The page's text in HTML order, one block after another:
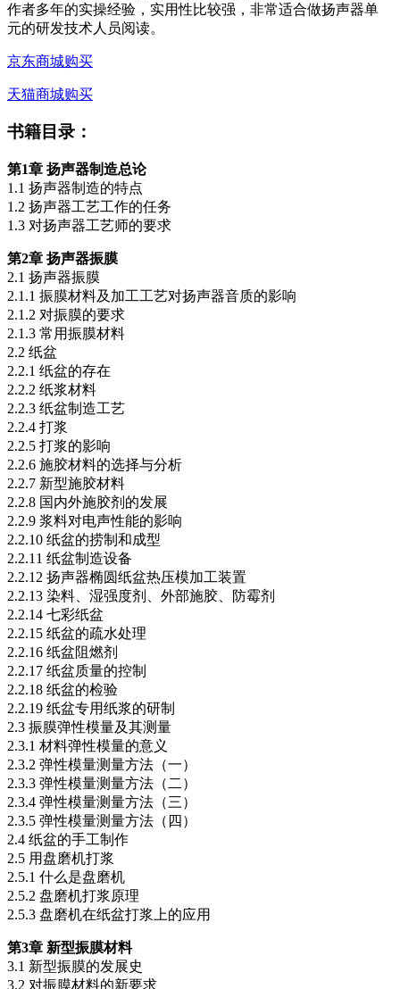
作者多年的实操经验，实用性比较强，非常适合做扬声器单
元的研发技术人员阅读。
京东商城购买
天猫商城购买
书籍目录：
第1章 扬声器制造总论
1.1 扬声器制造的特点
1.2 扬声器工艺工作的任务
1.3 对扬声器工艺师的要求
第2章 扬声器振膜
2.1 扬声器振膜
2.1.1 振膜材料及加工工艺对扬声器音质的影响
2.1.2 对振膜的要求
2.1.3 常用振膜材料
2.2 纸盆
2.2.1 纸盆的存在
2.2.2 纸浆材料
2.2.3 纸盆制造工艺
2.2.4 打浆
2.2.5 打浆的影响
2.2.6 施胶材料的选择与分析
2.2.7 新型施胶材料
2.2.8 国内外施胶剂的发展
2.2.9 浆料对电声性能的影响
2.2.10 纸盆的捞制和成型
2.2.11 纸盆制造设备
2.2.12 扬声器椭圆纸盆热压模加工装置
2.2.13 染料、湿强度剂、外部施胶、防霉剂
2.2.14 七彩纸盆
2.2.15 纸盆的疏水处理
2.2.16 纸盆阻燃剂
2.2.17 纸盆质量的控制
2.2.18 纸盆的检验
2.2.19 纸盆专用纸浆的研制
2.3 振膜弹性模量及其测量
2.3.1 材料弹性模量的意义
2.3.2 弹性模量测量方法（一）
2.3.3 弹性模量测量方法（二）
2.3.4 弹性模量测量方法（三）
2.3.5 弹性模量测量方法（四）
2.4 纸盆的手工制作
2.5 用盘磨机打浆
2.5.1 什么是盘磨机
2.5.2 盘磨机打浆原理
2.5.3 盘磨机在纸盆打浆上的应用
第3章 新型振膜材料
3.1 新型振膜的发展史
3.2 对振膜材料的新要求